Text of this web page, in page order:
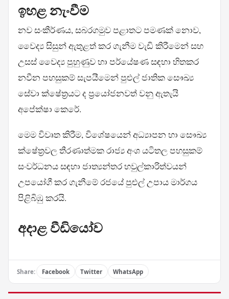
ඉහළ නැංවීම
නව සංකීර්ණය, සබරගමුව පළාතට පමණක් නොව,
වෛද්‍ය සිසුන් ඇතුළත් කර ගැනීම වැඩි කිරීමෙන් සහ
උසස් වෛද්‍ය පුහුණුව හා පර්යේෂණ සඳහා හිතකර
නවීන පහසුකම් සැපයීමෙන් පුළුල් ජාතික සෞඛ්‍ය
සේවා ක්ෂේත්‍රයට ද ප්‍රයෝජනවත් වනු ඇතැයි
අපේක්ෂා කෙරේ.
මෙම විවෘත කිරීම, විශේෂයෙන් අධ්‍යාපන හා සෞඛ්‍ය
ක්ෂේත්‍රවල තීරණාත්මක රාජ්‍ය අංශ යටිතල පහසුකම්
සංවර්ධනය සඳහා ජාත්‍යන්තර හවුල්කාරිත්වයන්
උපයෝගී කර ගැනීමේ රජයේ පුළුල් උපාය මාර්ගය
පිළිබිඹු කරයි.
අදාළ වීඩියෝව
Share: Facebook Twitter WhatsApp